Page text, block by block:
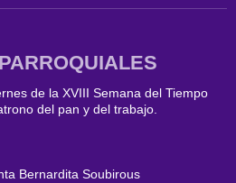
de la XVIII Semana del Tiempo
del pan y del trabajo.
Bernardita Soubirous